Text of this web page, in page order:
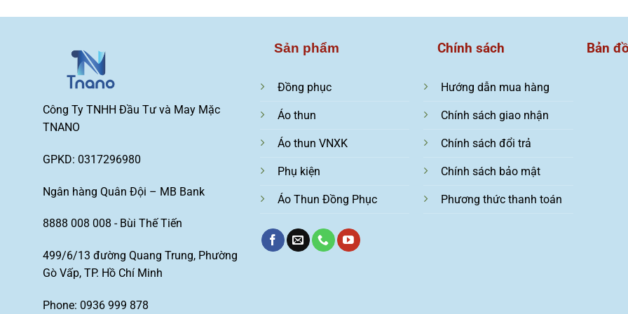
Công Ty TNHH Đầu Tư và May Mặc
TNANO
GPKD: 0317296980
Ngân hàng Quân Đội – MB Bank
8888 008 008 - Bùi Thế Tiến
499/6/13 đường Quang Trung, Phường
Gò Vấp, TP. Hồ Chí Minh
Phone: 0936 999 878
Sản phẩm
Đồng phục
Áo thun
Áo thun VNXK
Phụ kiện
Áo Thun Đồng Phục
Chính sách
Hướng dẫn mua hàng
Chính sách giao nhận
Chính sách đổi trả
Chính sách bảo mật
Phương thức thanh toán
Bản